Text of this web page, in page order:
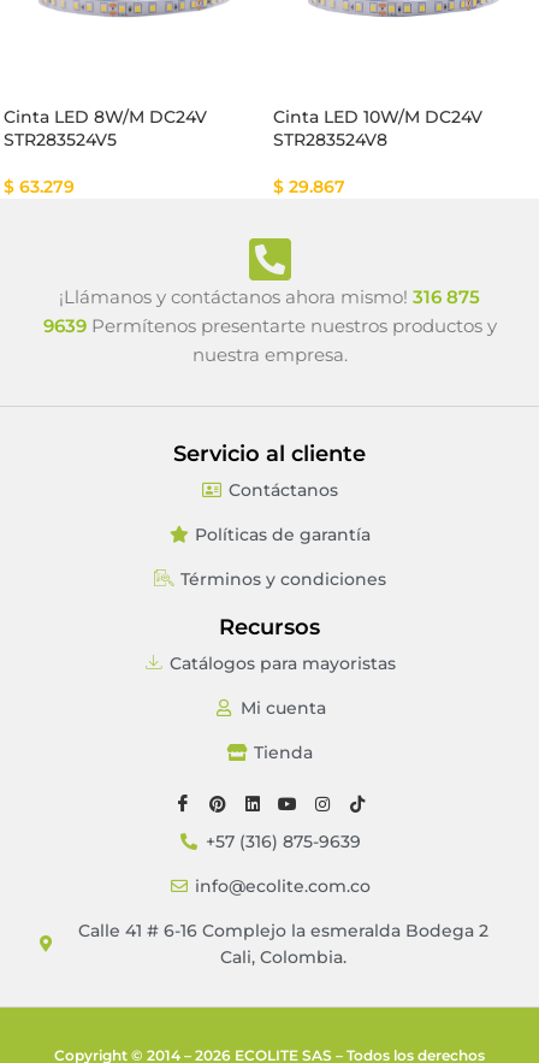
Cinta LED 8W/M DC24V
STR283524V5
$ 63.279
Cinta LED 10W/M DC24V
STR283524V8
$ 29.867
¡Llámanos y contáctanos ahora mismo! 316 875
9639Permítenos presentarte nuestros productos y
nuestra empresa.
Servicio al cliente
Contáctanos
Políticas de garantía
Términos y condiciones
Recursos
Catálogos para mayoristas
Mi cuenta
Tienda
+57 (316) 875-9639
info@ecolite.com.co
Calle 41 # 6-16 Complejo la esmeralda Bodega 2
Cali, Colombia.
Copyright © 2014 – 2026 ECOLITE SAS – Todos los derechos